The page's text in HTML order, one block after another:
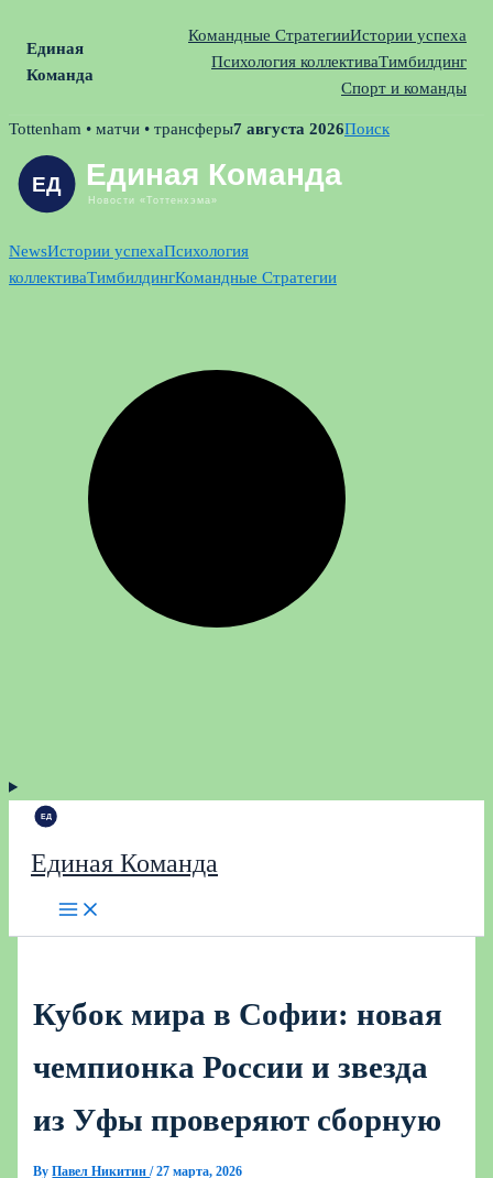
Единая
Команда
Командные СтратегииИстории успеха
Психология коллективаТимбилдинг
Спорт и команды
Skip
content
Tottenham • матчи • трансферы7 августа 2026Поиск
NewsИстории успехаПсихология
коллективаТимбилдингКомандные Стратегии
Единая Команда
Кубок мира в Софии: новая
чемпионка России и звезда
из Уфы проверяют сборную
ByПавел Никитин/27 марта, 2026